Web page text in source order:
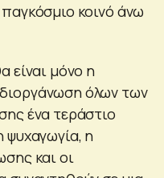
κοινό άνω
είναι μόνο η
όλων των
ένα τεράστιο
ψυχαγωγία, η
και οι